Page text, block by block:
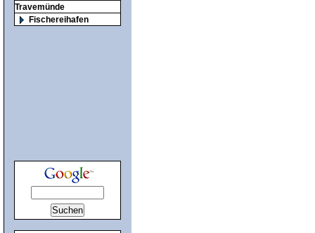
Travemünde
Fischereihafen